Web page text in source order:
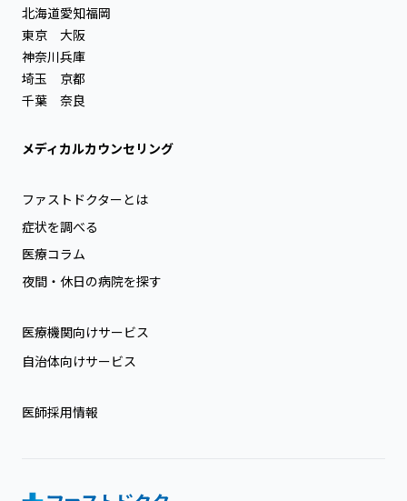
北海道
東京
神奈川
埼玉
千葉
愛知
大阪
兵庫
京都
奈良
福岡
メディカルカウンセリング
ファストドクターとは
症状を調べる
医療コラム
夜間・休日の病院を探す
医療機関向けサービス
自治体向けサービス
医師採用情報